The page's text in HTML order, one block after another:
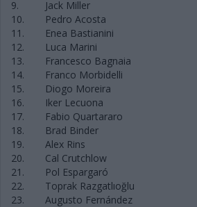
9.
Jack Miller
10.
Pedro Acosta
11.
Enea Bastianini
12.
Luca Marini
13.
Francesco Bagnaia
14.
Franco Morbidelli
15.
Diogo Moreira
16.
Iker Lecuona
17.
Fabio Quartararo
18.
Brad Binder
19.
Alex Rins
20.
Cal Crutchlow
21.
Pol Espargaró
22.
Toprak Razgatlıoğlu
23.
Augusto Fernández